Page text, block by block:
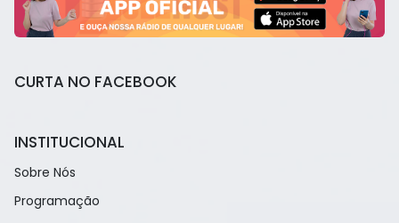
CURTA NO FACEBOOK
INSTITUCIONAL
Sobre Nós
Programação